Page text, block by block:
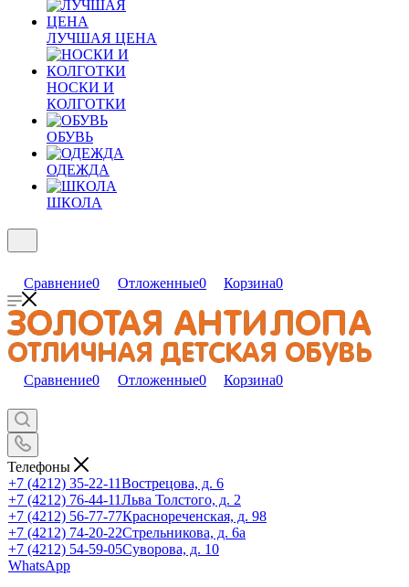
ЛУЧШАЯ ЦЕНА
НОСКИ И
КОЛГОТКИ
ОБУВЬ
ОДЕЖДА
ШКОЛА
Сравнение0 Отложенные0 Корзина0
Сравнение0 Отложенные0 Корзина0
Телефоны
+7 (4212) 35-22-11Вострецова, д. 6
+7 (4212) 76-44-11Льва Толстого, д. 2
+7 (4212) 56-77-77Краснореченская, д. 98
+7 (4212) 74-20-22Стрельникова, д. 6а
+7 (4212) 54-59-05Суворова, д. 10
WhatsApp